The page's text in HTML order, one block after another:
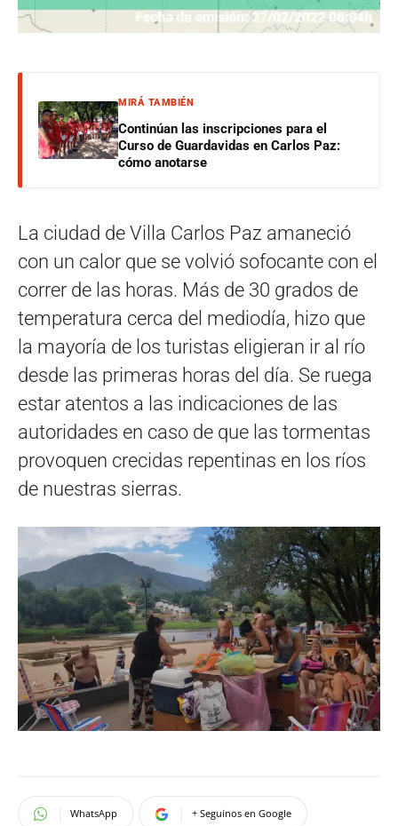
MIRÁ TAMBIÉN
Continúan las inscripciones para el
Curso de Guardavidas en Carlos Paz:
cómo anotarse
La ciudad de Villa Carlos Paz amaneció
con un calor que se volvió sofocante con el
correr de las horas. Más de 30 grados de
temperatura cerca del mediodía, hizo que
la mayoría de los turistas eligieran ir al río
desde las primeras horas del día. Se ruega
estar atentos a las indicaciones de las
autoridades en caso de que las tormentas
provoquen crecidas repentinas en los ríos
de nuestras sierras.
WhatsApp + Seguinos en Google